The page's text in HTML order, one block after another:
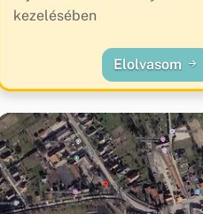
kezelésében
Elolvasom